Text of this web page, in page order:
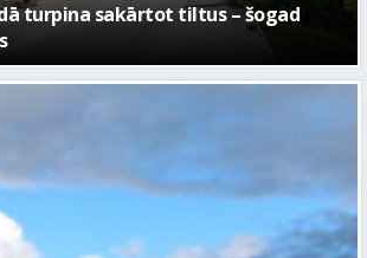
līdz laikmetīgās kultūras centram